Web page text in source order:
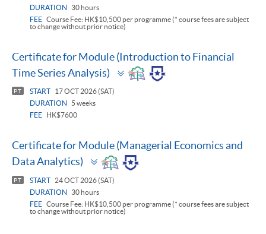
DURATION
30 hours
FEE Course Fee: HK$10,500 per programme (* course fees are subject
to change without prior notice)
Certificate for Module (Introduction to Financial
Time Series Analysis)
Toggle
panel
PT START
17 OCT 2026 (SAT)
DURATION
5 weeks
FEE
HK$7600
Certificate for Module (Managerial Economics and
Data Analytics)
Toggle
panel
PT START
24 OCT 2026 (SAT)
DURATION
30 hours
FEE Course Fee: HK$10,500 per programme (* course fees are subject
to change without prior notice)